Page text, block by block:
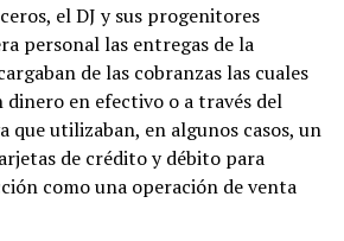
el DJ y sus progenitores
personal las entregas de la
de las cobranzas las cuales
dinero en efectivo o a través del
que utilizaban, en algunos casos, un
de crédito y débito para
como una operación de venta